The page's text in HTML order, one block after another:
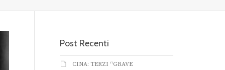
Post Recenti
CINA: TERZI “GRAVE